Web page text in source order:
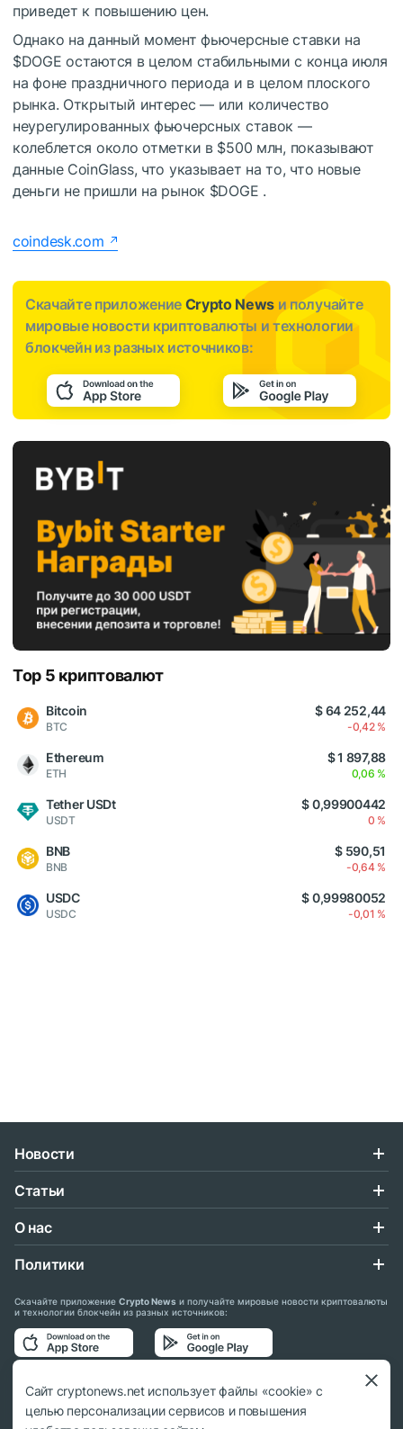
приведет к повышению цен.
Однако на данный момент фьючерсные ставки на
$DOGE остаются в целом стабильными с конца июля
на фоне праздничного периода и в целом плоского
рынка. Открытый интерес — или количество
неурегулированных фьючерсных ставок —
колеблется около отметки в $500 млн, показывают
данные CoinGlass, что указывает на то, что новые
деньги не пришли на рынок $DOGE .
coindesk.com
Скачайте приложение Crypto News и получайте
мировые новости криптовалюты и технологии
блокчейн из разных источников:
Top 5 криптовалют
Bitcoin
BTC
$ 64 252,44
-0,42 %
Ethereum
ETH
$ 1 897,88
0,06 %
Tether USDt
USDT
$ 0,99900442
0 %
BNB
BNB
$ 590,51
-0,64 %
USDC
USDC
$ 0,99980052
-0,01 %
Новости
Статьи
О нас
Политики
Скачайте приложение Crypto News и получайте мировые новости криптовалюты
и технологии блокчейн из разных источников:
Подписывайтесь на нас в социальных сетях:
Сайт cryptonews.net использует файлы «cookie» с
целью персонализации сервисов и повышения